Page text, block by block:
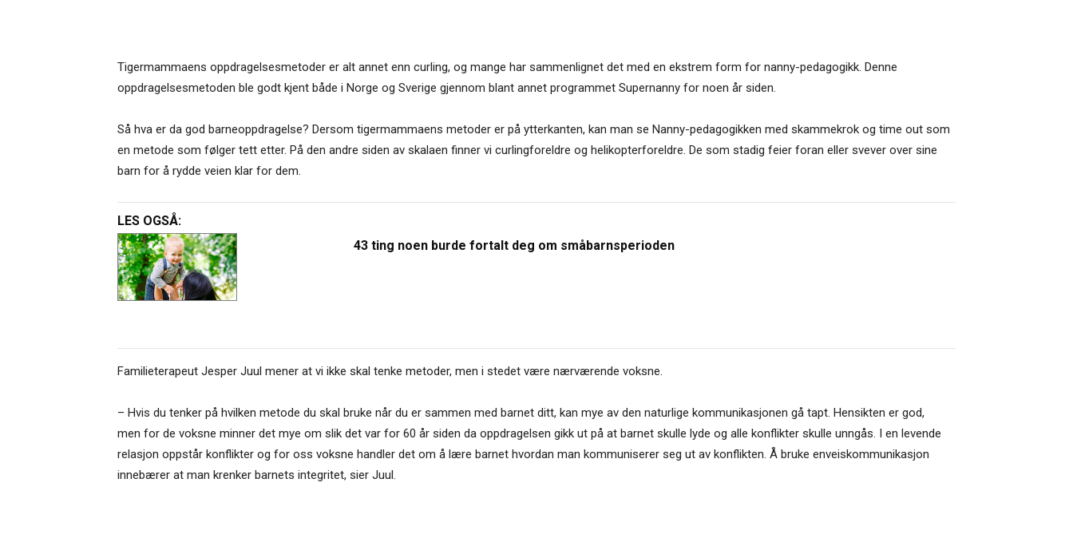
Tigermammaens oppdragelsesmetoder er alt annet enn curling, og mange har sammenlignet det med en ekstrem form for nanny-pedagogikk. Denne
oppdragelsesmetoden ble godt kjent både i Norge og Sverige gjennom blant annet programmet Supernanny for noen år siden.
Så hva er da god barneoppdragelse? Dersom tigermammaens metoder er på ytterkanten, kan man se Nanny-pedagogikken med skammekrok og time out som
en metode som følger tett etter. På den andre siden av skalaen finner vi curlingforeldre og helikopterforeldre. De som stadig feier foran eller svever over sine
barn for å rydde veien klar for dem.
LES OGSÅ:
43 ting noen burde fortalt deg om småbarnsperioden
Familieterapeut Jesper Juul mener at vi ikke skal tenke metoder, men i stedet være nærværende voksne.
– Hvis du tenker på hvilken metode du skal bruke når du er sammen med barnet ditt, kan mye av den naturlige kommunikasjonen gå tapt. Hensikten er god,
men for de voksne minner det mye om slik det var for 60 år siden da oppdragelsen gikk ut på at barnet skulle lyde og alle konflikter skulle unngås. I en levende
relasjon oppstår konflikter og for oss voksne handler det om å lære barnet hvordan man kommuniserer seg ut av konflikten. Å bruke enveiskommunikasjon
innebærer at man krenker barnets integritet, sier Juul.